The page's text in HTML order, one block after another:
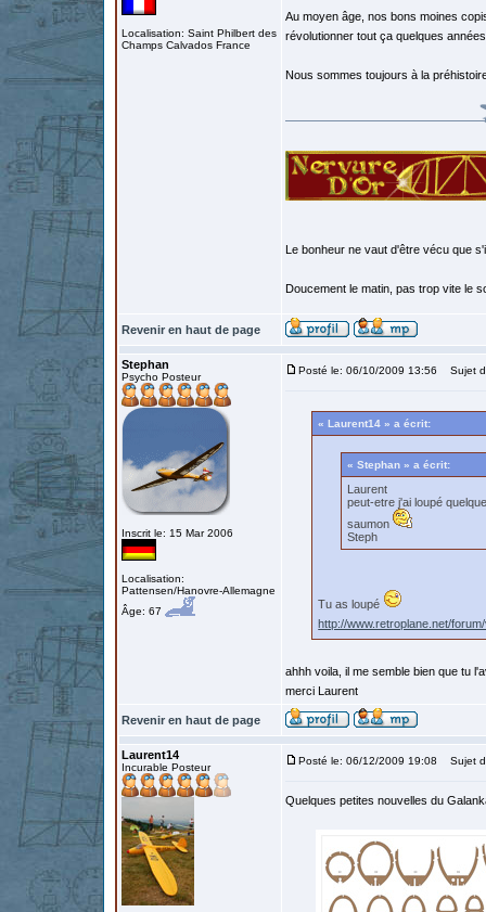
Localisation: Saint Philbert des
Champs Calvados France
Au moyen âge, nos bons moines
révolutionner tout ça quelques
Nous sommes toujours à la
Le bonheur ne vaut d'être vécu que
Doucement le matin, pas trop vite le
Revenir en haut de page
Stephan
Psycho Posteur
Inscrit le: 15 Mar 2006
Localisation:
Pattensen/Hanovre-Allemagne
Âge: 67
Posté le: 06/10/2009 13:56 Sujet
« Laurent14 » a écrit:
« Stephan » a écrit:
Laurent
peut-etre j'ai loupé
saumon
Steph
Tu as loupé
http://www.retroplane.net/
ahhh voila, il me semble bien que tu
merci Laurent
Revenir en haut de page
Laurent14
Incurable Posteur
Posté le: 06/12/2009 19:08 Sujet
Quelques petites nouvelles du